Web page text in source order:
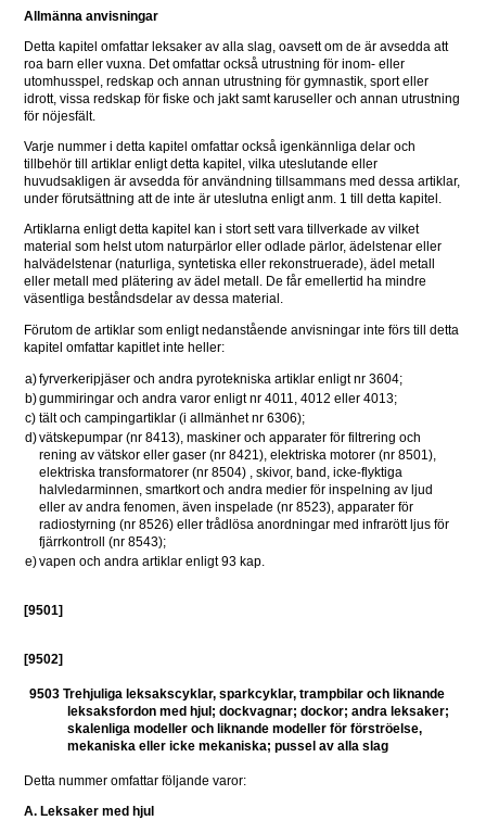
Allmänna anvisningar
Detta kapitel omfattar leksaker av alla slag, oavsett om de är avsedda att
roa barn eller vuxna. Det omfattar också utrustning för inom- eller
utomhusspel, redskap och annan utrustning för gymnastik, sport eller
idrott, vissa redskap för fiske och jakt samt karuseller och annan utrustning
för nöjesfält.
Varje nummer i detta kapitel omfattar också igenkännliga delar och
tillbehör till artiklar enligt detta kapitel, vilka uteslutande eller
huvudsakligen är avsedda för användning tillsammans med dessa artiklar,
under förutsättning att de inte är uteslutna enligt anm. 1 till detta kapitel.
Artiklarna enligt detta kapitel kan i stort sett vara tillverkade av vilket
material som helst utom naturpärlor eller odlade pärlor, ädelstenar eller
halvädelstenar (naturliga, syntetiska eller rekonstruerade), ädel metall
eller metall med plätering av ädel metall. De får emellertid ha mindre
väsentliga beståndsdelar av dessa material.
Förutom de artiklar som enligt nedanstående anvisningar inte förs till detta
kapitel omfattar kapitlet inte heller:
a)fyrverkeripjäser och andra pyrotekniska artiklar enligt nr 3604;
b)gummiringar och andra varor enligt nr 4011, 4012 eller 4013;
c) tält och campingartiklar (i allmänhet nr 6306);
d)vätskepumpar (nr 8413), maskiner och apparater för filtrering och
rening av vätskor eller gaser (nr 8421), elektriska motorer (nr 8501),
elektriska transformatorer (nr 8504) , skivor, band, icke-flyktiga
halvledarminnen, smartkort och andra medier för inspelning av ljud
eller av andra fenomen, även inspelade (nr 8523), apparater för
radiostyrning (nr 8526) eller trådlösa anordningar med infrarött ljus för
fjärrkontroll (nr 8543);
e)vapen och andra artiklar enligt 93 kap.
[9501]
[9502]
9503 Trehjuliga leksakscyklar, sparkcyklar, trampbilar och liknande
leksaksfordon med hjul; dockvagnar; dockor; andra leksaker;
skalenliga modeller och liknande modeller för förströelse,
mekaniska eller icke mekaniska; pussel av alla slag
Detta nummer omfattar följande varor:
A. Leksaker med hjul